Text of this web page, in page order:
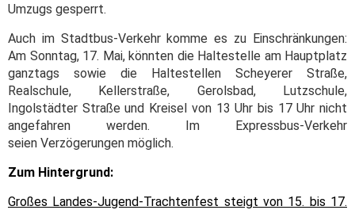
Umzugs gesperrt.
Auch im Stadtbus-Verkehr komme es zu Einschränkungen:
Am Sonntag, 17. Mai, könnten die Haltestelle am Hauptplatz
ganztags sowie die Haltestellen Scheyerer Straße,
Realschule, Kellerstraße, Gerolsbad, Lutzschule,
Ingolstädter Straße und Kreisel von 13 Uhr bis 17 Uhr nicht
angefahren werden. Im Expressbus-Verkehr
seien Verzögerungen möglich.
Zum Hintergrund:
Großes Landes-Jugend-Trachtenfest steigt von 15. bis 17.